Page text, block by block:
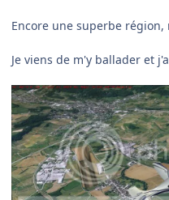
Encore une superbe région,
Je viens de m'y ballader et